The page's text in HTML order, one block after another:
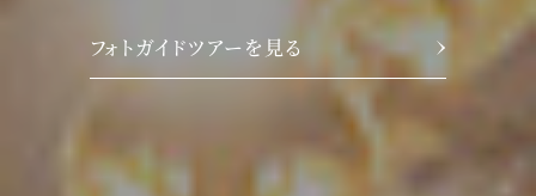
フォトガイドツアーを見る